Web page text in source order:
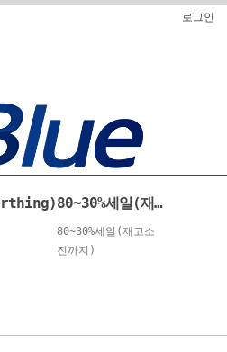
로그인
80~30%세일(재고소진까지)
80~30%세일(재고소
진까지)